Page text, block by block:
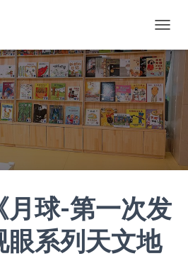
换
导
航
月球-第一次发
系列天文地